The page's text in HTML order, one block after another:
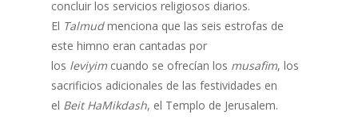
concluir los servicios religiosos diarios.
El Talmudmenciona que las seis estrofas de
este himno eran cantadas por
los leviyim cuando se ofrecían los musafim, los
sacrificios adicionales de las festividades en
el Beit HaMikdash, el Templo de Jerusalem.